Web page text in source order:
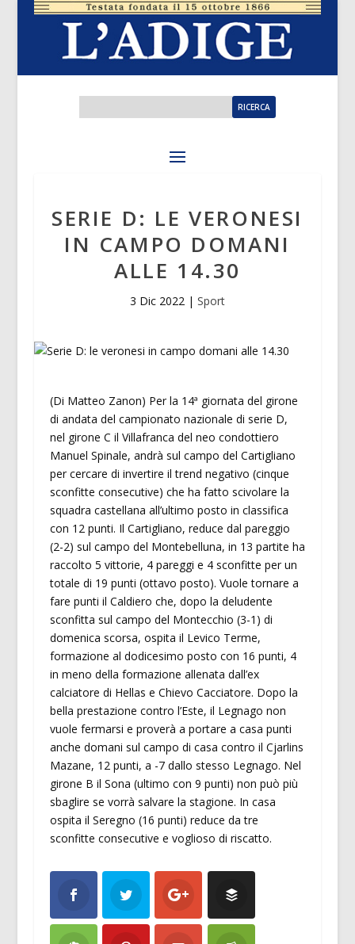
SERIE D: LE VERONESI
IN CAMPO DOMANI
ALLE 14.30
3 Dic 2022| Sport
(Di Matteo Zanon) Per la 14ª giornata del girone
di andata del campionato nazionale di serie D,
nel girone C il Villafranca del neo condottiero
Manuel Spinale, andrà sul campo del Cartigliano
per cercare di invertire il trend negativo (cinque
sconfitte consecutive) che ha fatto scivolare la
squadra castellana all’ultimo posto in classifica
con 12 punti. Il Cartigliano, reduce dal pareggio
(2-2) sul campo del Montebelluna, in 13 partite ha
raccolto 5 vittorie, 4 pareggi e 4 sconfitte per un
totale di 19 punti (ottavo posto). Vuole tornare a
fare punti il Caldiero che, dopo la deludente
sconfitta sul campo del Montecchio (3-1) di
domenica scorsa, ospita il Levico Terme,
formazione al dodicesimo posto con 16 punti, 4
in meno della formazione allenata dall’ex
calciatore di Hellas e Chievo Cacciatore. Dopo la
bella prestazione contro l’Este, il Legnago non
vuole fermarsi e proverà a portare a casa punti
anche domani sul campo di casa contro il Cjarlins
Mazane, 12 punti, a -7 dallo stesso Legnago. Nel
girone B il Sona (ultimo con 9 punti) non può più
sbaglire se vorrà salvare la stagione. In casa
ospita il Seregno (16 punti) reduce da tre
sconfitte consecutive e voglioso di riscatto.